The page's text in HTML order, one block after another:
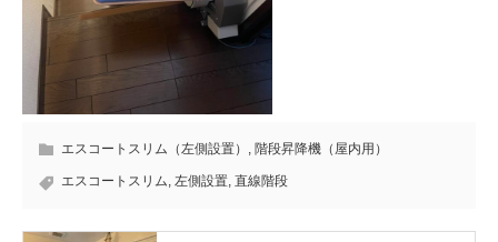
エスコートスリム（左側設置） , 階段昇降機（屋内用）
エスコートスリム, 左側設置, 直線階段